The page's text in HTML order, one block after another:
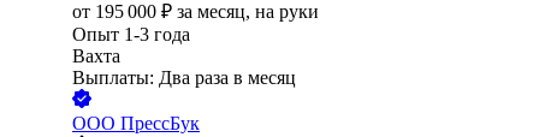
от 195 000 ₽ за месяц, на руки
Опыт 1-3 года
Вахта
Выплаты: Два раза в месяц
ООО ПрессБук